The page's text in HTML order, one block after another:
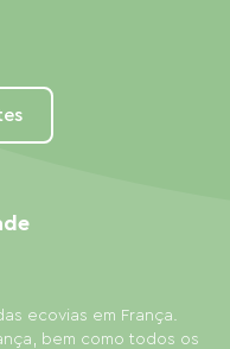
ecovias em França.
bem como todos os